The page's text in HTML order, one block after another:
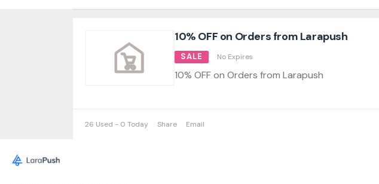
10% OFF on Orders from Larapush
SALE No Expires
10% OFF on Orders from Larapush
26 Used - 0 Today Share Email